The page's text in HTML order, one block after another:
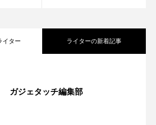
イター ライターの新着記事
ガジェタッチ編集部